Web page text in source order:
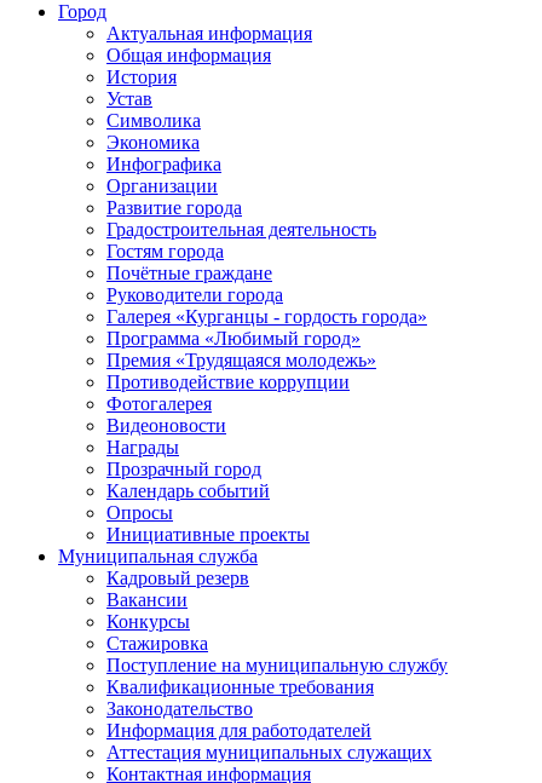
Город
Актуальная информация
Общая информация
История
Устав
Символика
Экономика
Инфографика
Организации
Развитие города
Градостроительная деятельность
Гостям города
Почётные граждане
Руководители города
Галерея «Курганцы - гордость города»
Программа «Любимый город»
Премия «Трудящаяся молодежь»
Противодействие коррупции
Фотогалерея
Видеоновости
Награды
Прозрачный город
Календарь событий
Опросы
Инициативные проекты
Муниципальная служба
Кадровый резерв
Вакансии
Конкурсы
Стажировка
Поступление на муниципальную службу
Квалификационные требования
Законодательство
Информация для работодателей
Аттестация муниципальных служащих
Контактная информация